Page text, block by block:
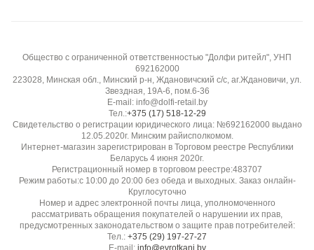
Общество с ограниченной ответственностью "Долфи ритейл", УНП
692162000
223028, Минская обл., Минский р-н, Ждановичский с/с, аг.Ждановичи, ул.
Звездная, 19А-6, пом.6-36
E-mail: info@dolfi-retail.by
Тел.:+375 (17) 518-12-29
Свидетельство о регистрации юридического лица: №692162000 выдано
12.05.2020г. Минским райисполкомом.
Интернет-магазин зарегистрирован в Торговом реестре Республики
Беларусь 4 июня 2020г.
Регистрационный номер в торговом реестре:483707
Режим работы:с 10:00 до 20:00 без обеда и выходных. Заказ онлайн-
Круглосуточно
Номер и адрес электронной почты лица, уполномоченного
рассматривать обращения покупателей о нарушении их прав,
предусмотренных законодательством о защите прав потребителей:
Тел.: +375 (29) 197-27-27
E-mail: info@evrotkani.by